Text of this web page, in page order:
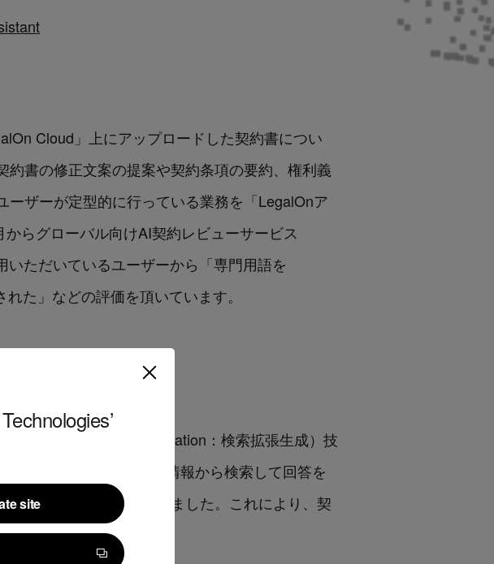
site
site
Cloud」上にアップロードした契約書につい
書の修正文案の提案や契約条項の要約、権利義
ザーが定型的に行っている業務を「LegalOnア
らグローバル向けAI契約レビューサービス
いただいているユーザーから「専門用語を
た」などの評価を頂いています。
」を追加
Augmented Generation：検索拡張生成）技
トに存在する契約書の情報から検索して回答を
みとする機能を追加しました。これにより、契